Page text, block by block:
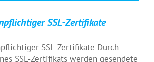
SSL-Zertifikate
SSL-Zertifikate Durch
SSL-Zertifikats werden gesendete